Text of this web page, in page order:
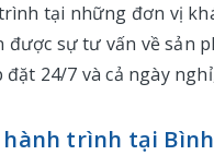
tại những đơn vị
sự tư vấn về sản
24/7 và cả ngày
trình tại